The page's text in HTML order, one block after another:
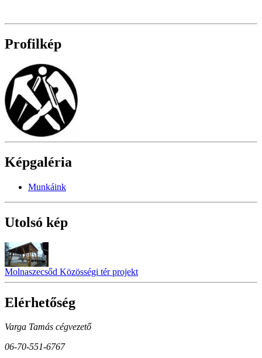
Profilkép
Képgaléria
Munkáink
Utolsó kép
Molnaszecsőd Közösségi tér projekt
Elérhetőség
Varga Tamás cégvezető
06-70-551-6767